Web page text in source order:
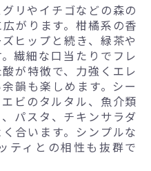
リやイチゴなどの森の
がります。柑橘系の香
ヒップと続き、緑茶や
繊細な口当たりでフレ
が特徴で、力強くエレ
韻も楽しめます。シー
ビのタルタル、魚介類
パスタ、チキンサラダ
合います。シンプルな
ティとの相性も抜群で